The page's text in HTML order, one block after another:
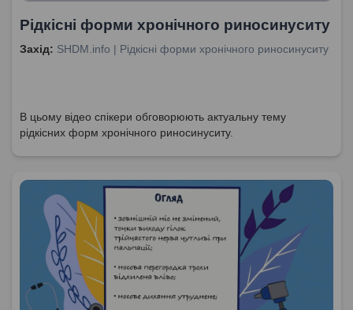
Рідкісні форми хронічного риносинуситу
Захід: SHDM.info | Рідкісні форми хронічного риносинуситу
В цьому відео спікери обговорюють актуальну тему
рідкісних форм хронічного риносинуситу.